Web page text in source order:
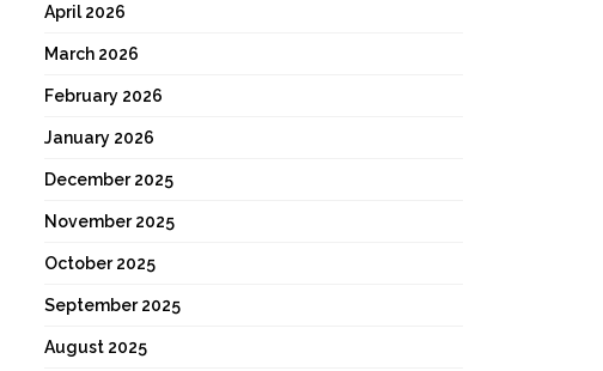
April 2026
March 2026
February 2026
January 2026
December 2025
November 2025
October 2025
September 2025
August 2025